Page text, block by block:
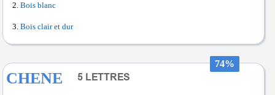
Bois blanc
Bois clair et dur
74%
CHENE